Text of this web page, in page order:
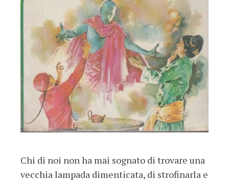
Chi di noi non ha mai sognato di trovare una
vecchia lampada dimenticata, di strofinarla e